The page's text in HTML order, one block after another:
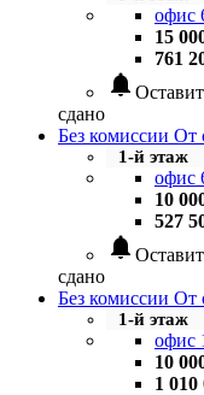
офис
15
761
notifications
сдано
Без комиссии От
1-й этаж
офис
10
527
notifications
сдано
Без комиссии От
1-й этаж
офис
10
1 010